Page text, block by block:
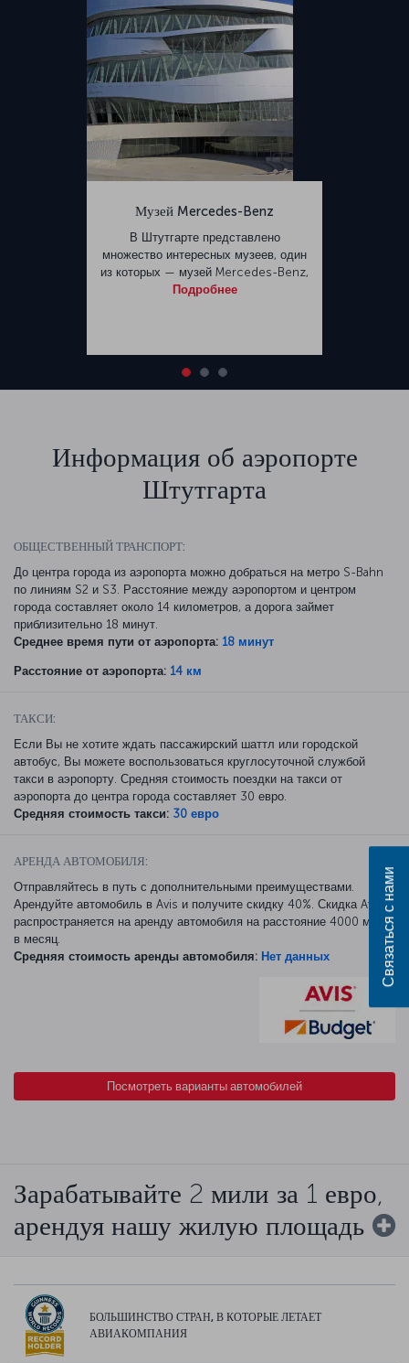
Музей Mercedes-Benz
В Штутгарте представлено
множество интересных музеев, один
из которых — музей Mercedes-Benz,
Подробнее
Информация об аэропорте
Штутгарта
ОБЩЕСТВЕННЫЙ ТРАНСПОРТ:
До центра города из аэропорта можно добраться на метро S-Bahn
по линиям S2 и S3. Расстояние между аэропортом и центром
города составляет около 14 километров, а дорога займет
приблизительно 18 минут.
Среднее время пути от аэропорта: 18 минут
Расстояние от аэропорта: 14 км
ТАКСИ:
Если Вы не хотите ждать пассажирский шаттл или городской
автобус, Вы можете воспользоваться круглосуточной службой
такси в аэропорту. Средняя стоимость поездки на такси от
аэропорта до центра города составляет 30 евро.
Средняя стоимость такси: 30 евро
АРЕНДА АВТОМОБИЛЯ:
Отправляйтесь в путь с дополнительными преимуществами.
Арендуйте автомобиль в Avis и получите скидку 40%. Скидка Avis
распространяется на аренду автомобиля на расстояние 4000 миль
в месяц.
Средняя стоимость аренды автомобиля: Нет данных
Посмотреть варианты автомобилей
Зарабатывайте 2 мили за 1 евро,
арендуя нашу жилую площадь
БОЛЬШИНСТВО СТРАН, В КОТОРЫЕ ЛЕТАЕТ
АВИАКОМПАНИЯ
Связаться с нами